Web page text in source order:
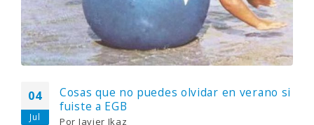
04
Jul
Cosas que no puedes olvidar en verano si
fuiste a EGB
Por Javier Ikaz